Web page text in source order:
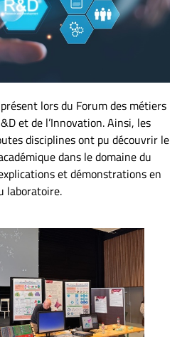
lors du Forum des métiers
et de l’Innovation. Ainsi, les
disciplines ont pu découvrir le
dans le domaine du
et démonstrations en
laboratoire.